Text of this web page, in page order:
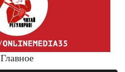
Главное